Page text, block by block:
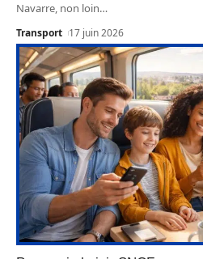
Navarre, non loin…
Transport 17 juin 2026